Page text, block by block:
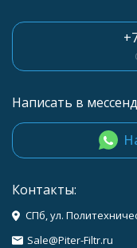
Написать в
Контакты:
СПб, ул.
Sale@Piter-Filtr.ru